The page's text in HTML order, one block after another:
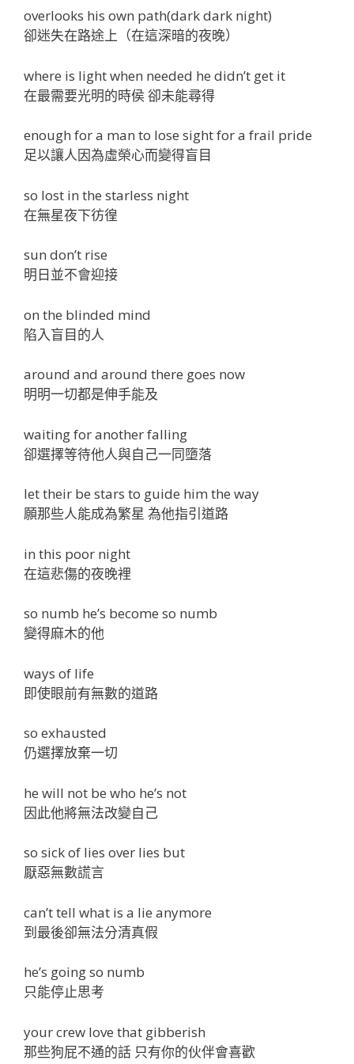
overlooks his own path(dark dark night)
卻迷失在路途上（在這深暗的夜晚）
where is light when needed he didn’t get it
在最需要光明的時侯 卻未能尋得
enough for a man to lose sight for a frail pride
足以讓人因為虛榮心而變得盲目
so lost in the starless night
在無星夜下彷徨
sun don’t rise
明日並不會迎接
on the blinded mind
陷入盲目的人
around and around there goes now
明明一切都是伸手能及
waiting for another falling
卻選擇等待他人與自己一同墮落
let their be stars to guide him the way
願那些人能成為繁星 為他指引道路
in this poor night
在這悲傷的夜晚裡
so numb he’s become so numb
變得麻木的他
ways of life
即使眼前有無數的道路
so exhausted
仍選擇放棄一切
he will not be who he’s not
因此他將無法改變自己
so sick of lies over lies but
厭惡無數謊言
can’t tell what is a lie anymore
到最後卻無法分清真假
he’s going so numb
只能停止思考
your crew love that gibberish
那些狗屁不通的話 只有你的伙伴會喜歡